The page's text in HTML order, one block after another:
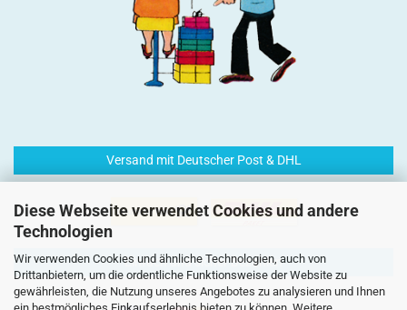
Diese Webseite verwendet Cookies und andere
Technologien
Wir verwenden Cookies und ähnliche Technologien, auch von
Drittanbietern, um die ordentliche Funktionsweise der Website zu
gewährleisten, die Nutzung unseres Angebotes zu analysieren und Ihnen
ein bestmögliches Einkaufserlebnis bieten zu können. Weitere
Versand mit Deutscher Post & DHL
Einfach und sicher Bezahlen